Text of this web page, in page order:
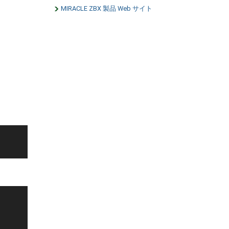
MIRACLE ZBX 製品 Web サイト